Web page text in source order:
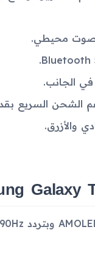
بصوت محيطي.
الجانب.
والأزرق.